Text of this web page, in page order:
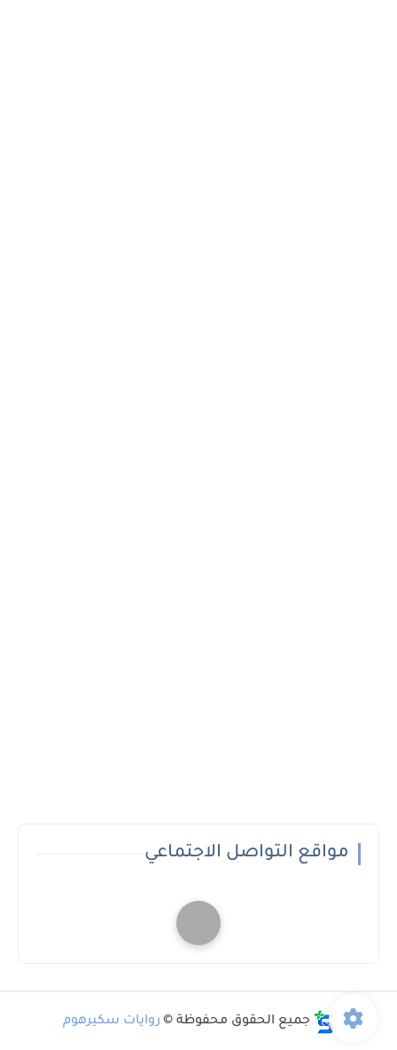
مواقع التواصل الاجتماعي
جميع الحقوق محفوظة © روايات سكيرهوم